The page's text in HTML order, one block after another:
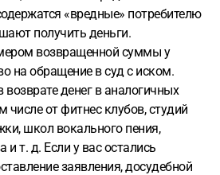
«вредные» потребителю
получить деньги.
возвращенной суммы у
на обращение в суд с иском.
денег в аналогичных
числе от фитнес клубов, студий
школ вокального пения,
и т. д. Если у вас остались
заявления, досудебной